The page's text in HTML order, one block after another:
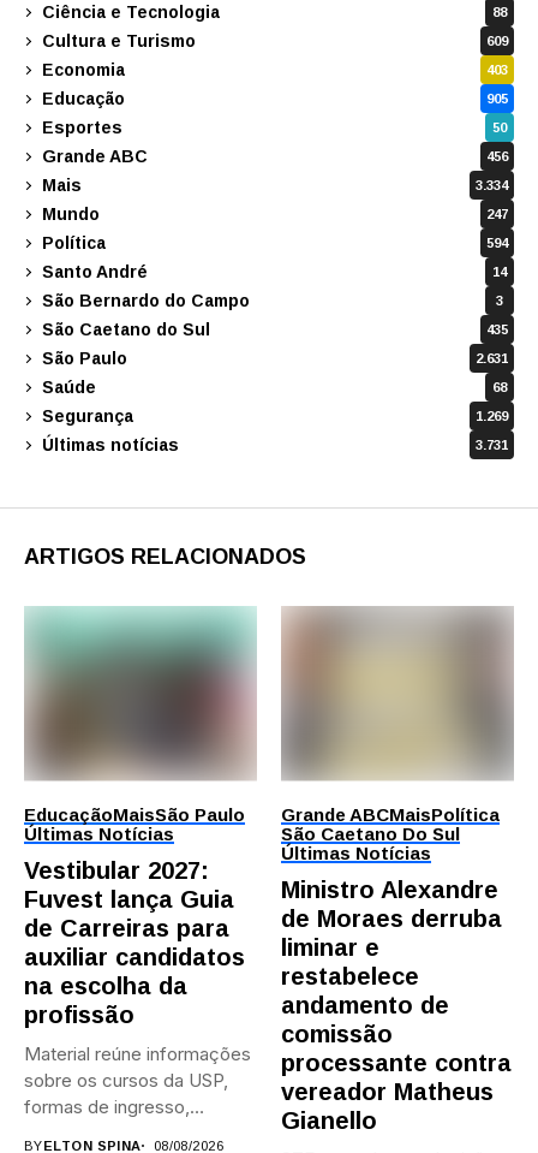
Ciência e Tecnologia 88
Cultura e Turismo 609
Economia 403
Educação 905
Esportes 50
Grande ABC 456
Mais 3.334
Mundo 247
Política 594
Santo André 14
São Bernardo do Campo 3
São Caetano do Sul 435
São Paulo 2.631
Saúde 68
Segurança 1.269
Últimas notícias 3.731
ARTIGOS RELACIONADOS
EducaçãoMaisSão Paulo
Últimas Notícias
Vestibular 2027:
Fuvest lança Guia
de Carreiras para
auxiliar candidatos
na escolha da
profissão
Material reúne informações
sobre os cursos da USP,
formas de ingresso,
BYELTON SPINA 08/08/2026
Grande ABCMaisPolítica
São Caetano Do Sul
Últimas Notícias
Ministro Alexandre
de Moraes derruba
liminar e
restabelece
andamento de
comissão
processante contra
vereador Matheus
Gianello